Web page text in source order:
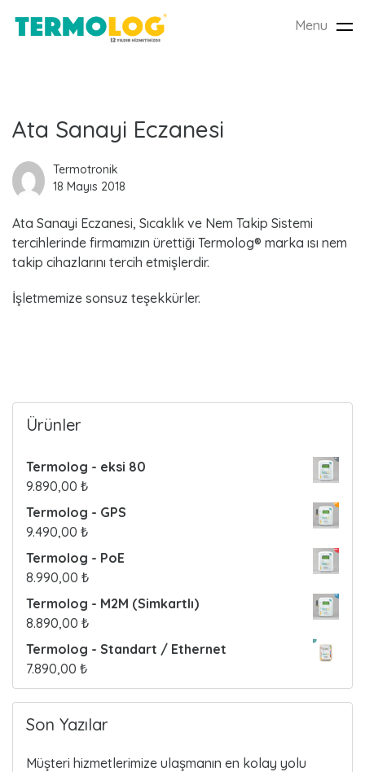
Menu
L
a
t
e
s
t
s
s
Ata Sanayi Eczanesi
Termotronik
18 Mayıs 2018
Ata Sanayi Eczanesi, Sıcaklık ve Nem Takip Sistemi
tercihlerinde firmamızın ürettiği Termolog® marka ısı nem
takip cihazlarını tercih etmişlerdir.
İşletmemize sonsuz teşekkürler.
Ürünler
Termolog - eksi 80
9.890,00 ₺
Termolog - GPS
9.490,00 ₺
Termolog - PoE
8.990,00 ₺
Termolog - M2M (Simkartlı)
8.890,00 ₺
Termolog - Standart / Ethernet
7.890,00 ₺
Son Yazılar
Müşteri hizmetlerimize ulaşmanın en kolay yolu